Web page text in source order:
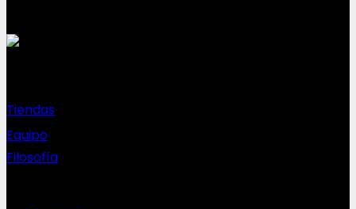
Tiendas
Equipo
Filosofía